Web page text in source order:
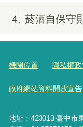
4 菸酒自保守
機關位置 隱私權政
政府網站資料開放宣告
地址：423013 臺中市